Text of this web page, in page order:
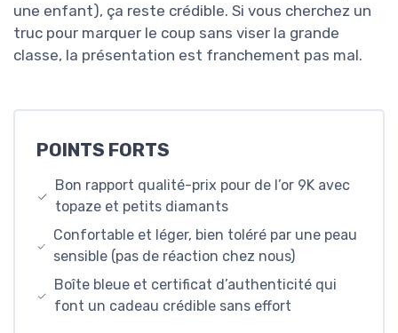
une enfant), ça reste crédible. Si vous cherchez un
truc pour marquer le coup sans viser la grande
classe, la présentation est franchement pas mal.
POINTS FORTS
Bon rapport qualité-prix pour de l’or 9K avec
topaze et petits diamants
Confortable et léger, bien toléré par une peau
sensible (pas de réaction chez nous)
Boîte bleue et certificat d’authenticité qui
font un cadeau crédible sans effort